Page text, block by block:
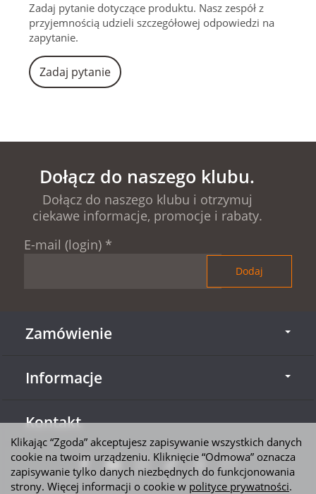
Zadaj pytanie dotyczące produktu. Nasz zespół z
przyjemnością udzieli szczegółowej odpowiedzi na
zapytanie.
Zadaj pytanie
Dołącz do naszego klubu.
Dołącz do naszego klubu i otrzymuj
ciekawe informacje, promocje i rabaty.
E-mail (login) *
Zamówienie
Informacje
Kontakt
Klikając “Zgoda” akceptujesz zapisywanie wszystkich danych
cookie na twoim urządzeniu. Kliknięcie “Odmowa” oznacza
zapisywanie tylko danych niezbędnych do funkcjonowania
strony. Więcej informacji o cookie w polityce prywatności.